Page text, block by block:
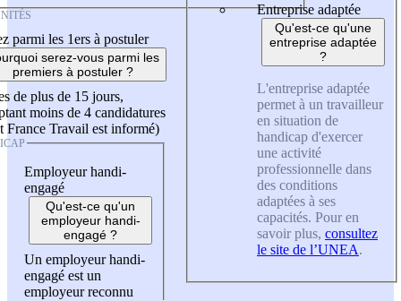
parmi les 1ers à postuler
serez-vous parmi les
premiers à postuler ?
de plus de 15 jours,
moins de 4 candidatures
France Travail est informé)
Employeur handi-
engagé
Qu'est-ce qu'un
employeur handi-
engagé ?
Un employeur handi-
engagé est un
employeur reconnu
Entreprise adaptée
Qu'est-ce qu'une
entreprise adaptée
?
L'entreprise adaptée
permet à un travailleur
en situation de
handicap d'exercer
une activité
professionnelle dans
des conditions
adaptées à ses
capacités. Pour en
savoir plus, consultez
le site de l’UNEA.